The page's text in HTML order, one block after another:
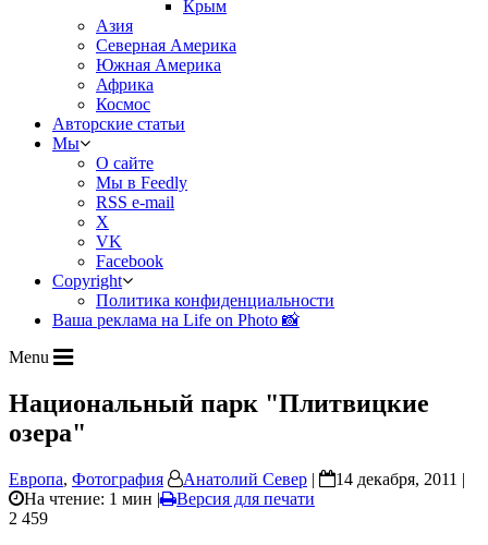
Крым
Азия
Северная Америка
Южная Америка
Африка
Космос
Авторские статьи
Мы
О сайте
Мы в Feedly
RSS e-mail
X
VK
Facebook
Copyright
Политика конфиденциальности
Ваша реклама на Life on Photo 📸
Menu
Национальный парк "Плитвицкие
озера"
Европа, Фотография Анатолий Север |
14 декабря, 2011 |
На чтение: 1 мин |
Версия для печати
2 459